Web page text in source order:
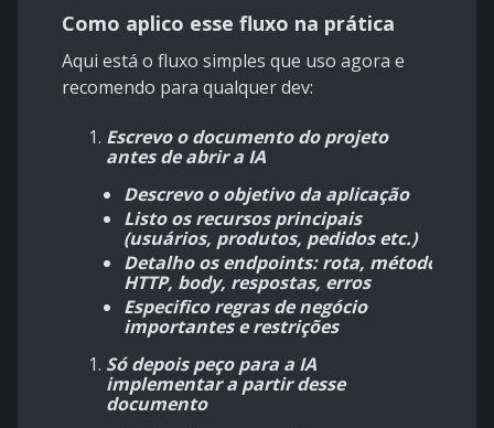
Como aplico esse fluxo na prática
Aqui está o fluxo simples que uso agora e
recomendo para qualquer dev:
Escrevo o documento do projeto
antes de abrir a IA
Descrevo o objetivo da aplicação
Listo os recursos principais
(usuários, produtos, pedidos etc.)
Detalho os endpoints: rota, método
HTTP, body, respostas, erros
Especifico regras de negócio
importantes e restrições
Só depois peço para a IA
implementar a partir desse
documento